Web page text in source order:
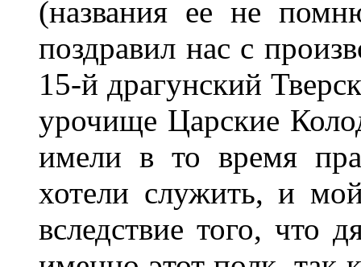
(названия ее не
поздравил нас с
15-й драгунский
урочище Царские
имели в то время
хотели служить, и
вследствие того, что